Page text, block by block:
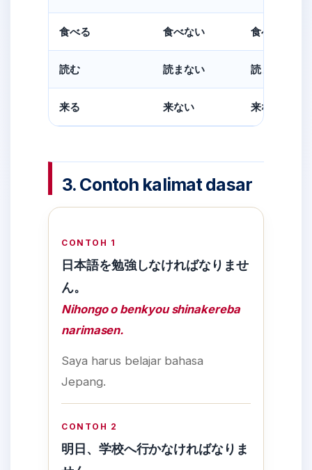
食べる 食べない 食べなけれ
読む 読まない 読まなけれ
来る 来ない 来なければ
3. Contoh kalimat dasar
CONTOH 1
日本語を勉強しなければなりませ
ん。
Nihongo o benkyou shinakereba
narimasen.
Saya harus belajar bahasa
Jepang.
CONTOH 2
明日、学校へ行かなければなりま